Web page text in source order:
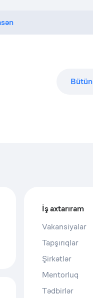
Bütün
İş axtarıram
Vakansiyalar
Tapşırıqlar
Şirkətlər
Mentorluq
Tədbirlər